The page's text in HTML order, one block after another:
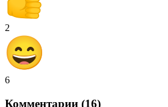
2
6
Комментарии (16)